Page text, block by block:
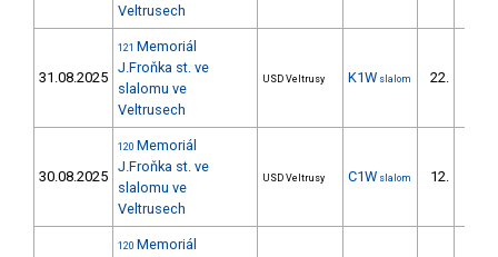
Veltrusech
31.08.2025
121 Memoriál
J.Froňka st. ve
slalomu ve
Veltrusech
USD Veltrusy K1W slalom 22.
30.08.2025
120 Memoriál
J.Froňka st. ve
slalomu ve
Veltrusech
USD Veltrusy C1W slalom 12.
120 Memoriál